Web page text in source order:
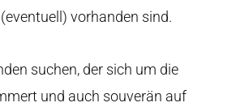
vorhanden sind.
suchen, der sich um die
und auch souverän auf